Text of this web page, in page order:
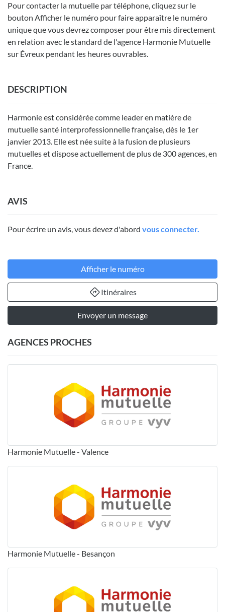
Pour contacter la mutuelle par téléphone, cliquez sur le
bouton Afficher le numéro pour faire apparaître le numéro
unique que vous devrez composer pour être mis directement
en relation avec le standard de l'agence Harmonie Mutuelle
sur Évreux pendant les heures ouvrables.
DESCRIPTION
Harmonie est considérée comme leader en matière de
mutuelle santé interprofessionnelle française, dès le 1er
janvier 2013. Elle est née suite à la fusion de plusieurs
mutuelles et dispose actuellement de plus de 300 agences, en
France.
AVIS
Pour écrire un avis, vous devez d'abord vous connecter.
Afficher le numéro
Itinéraires
Envoyer un message
AGENCES PROCHES
Harmonie Mutuelle - Valence
Harmonie Mutuelle - Besançon